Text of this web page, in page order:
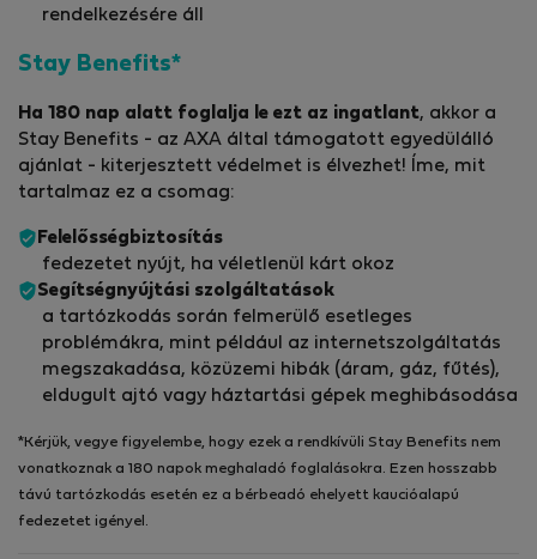
rendelkezésére áll
Stay Benefits*
Ha 180 nap alatt foglalja le ezt az ingatlant, akkor a
Stay Benefits - az AXA által támogatott egyedülálló
ajánlat - kiterjesztett védelmet is élvezhet! Íme, mit
tartalmaz ez a csomag:
Felelősségbiztosítás
fedezetet nyújt, ha véletlenül kárt okoz
Segítségnyújtási szolgáltatások
a tartózkodás során felmerülő esetleges
problémákra, mint például az internetszolgáltatás
megszakadása, közüzemi hibák (áram, gáz, fűtés),
eldugult ajtó vagy háztartási gépek meghibásodása
*Kérjük, vegye figyelembe, hogy ezek a rendkívüli Stay Benefits nem
vonatkoznak a 180 napok meghaladó foglalásokra. Ezen hosszabb
távú tartózkodás esetén ez a bérbeadó ehelyett kaucióalapú
fedezetet igényel.